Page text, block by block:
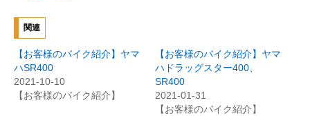
し
て
T
w
i
t
t
e
r
で
共
で
共
に
は
関連
【お客様のバイク紹介】ヤマ
ハSR400
2021-10-10
【お客様のバイク紹介】
【お客様のバイク紹介】ヤマ
ハドラッグスター400、
SR400
2021-01-31
【お客様のバイク紹介】